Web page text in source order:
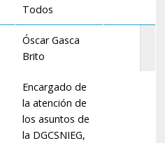
Todos
Óscar Gasca
Brito
Encargado de
la atención de
los asuntos de
la DGCSNIEG,